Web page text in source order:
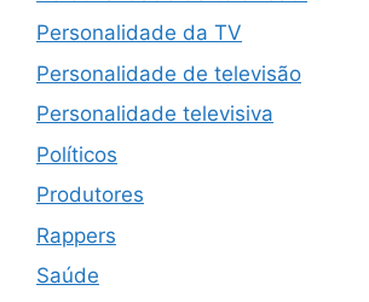
Personalidade da TV
Personalidade de televisão
Personalidade televisiva
Políticos
Produtores
Rappers
Saúde